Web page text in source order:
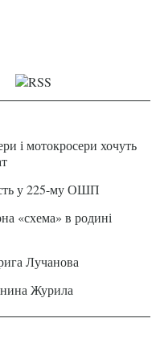
і мотокросери хочуть
у 225-му ОШП
«схема» в родині
Лучанова
Журила